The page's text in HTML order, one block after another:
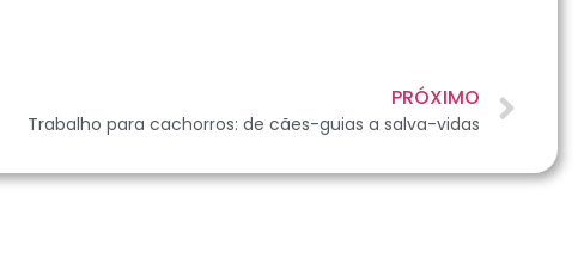
PRÓXIMO
Trabalho para cachorros: de cães-guias a salva-vidas